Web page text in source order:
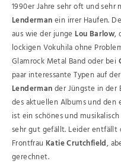
1990er Jahre sehr oft und
Lendermanein irrer Haufen.
aus wie der junge Lou Barlow,
lockigen Vokuhila ohne
Glamrock Metal Band oder bei
paar interessante Typen auf
Lendermander Jüngste in der
des aktuellen Albums und den
ist ein schönes und
sehr gut gefällt. Leider entfällt
Frontfrau Katie Crutchfield,
gerechnet.